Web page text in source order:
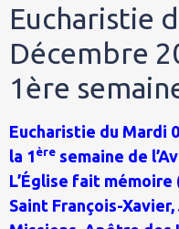
Eucharistie
Décembre
1ère
Eucharistie du Mardi
la 1ère semaine de
L’Église fait
Saint François-